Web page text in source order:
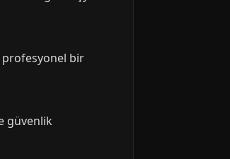
profesyonel bir
güvenlik